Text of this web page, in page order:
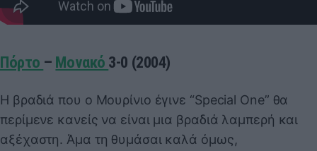
Πόρτο – Μονακό 3-0 (2004)
Η βραδιά που ο Μουρίνιο έγινε “Special One” θα
περίμενε κανείς να είναι μια βραδιά λαμπερή και
αξέχαστη. Άμα τη θυμάσαι καλά όμως,